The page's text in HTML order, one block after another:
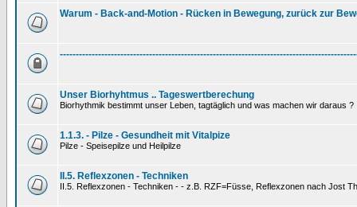
Warum - Back-and-Motion - Rücken in Bewegung, zurück zur
Unser Biorhyhtmus .. Tageswertberechung
Biorhythmik bestimmt unser Leben, tagtäglich und was machen wir daraus ?
1.1.3. - Pilze - Gesundheit mit Vitalpize
Pilze - Speisepilze und Heilpilze
II.5. Reflexzonen - Techniken
II.5. Reflexzonen - Techniken - - z.B. RZF=Füsse, Reflexzonen nach Jost